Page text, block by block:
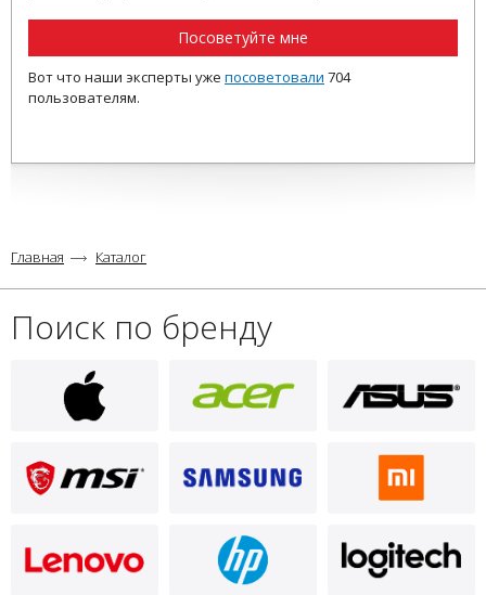
Посоветуйте мне
Вот что наши эксперты уже посоветовали 704
пользователям.
Главная Каталог
Поиск по бренду